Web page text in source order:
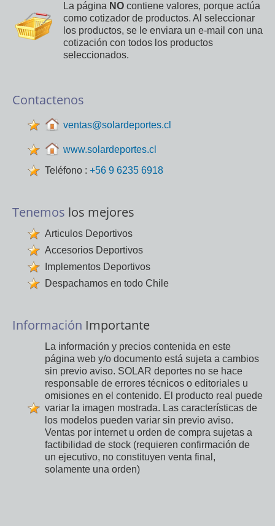
La página NO contiene valores, porque actúa
como cotizador de productos. Al seleccionar
los productos, se le enviara un e-mail con una
cotización con todos los productos
seleccionados.
Contactenos
ventas@solardeportes.cl
www.solardeportes.cl
Teléfono : +56 9 6235 6918
Tenemos los mejores
Articulos Deportivos
Accesorios Deportivos
Implementos Deportivos
Despachamos en todo Chile
Información Importante
La información y precios contenida en este
página web y/o documento está sujeta a cambios
sin previo aviso. SOLAR deportes no se hace
responsable de errores técnicos o editoriales u
omisiones en el contenido. El producto real puede
variar la imagen mostrada. Las características de
los modelos pueden variar sin previo aviso.
Ventas por internet u orden de compra sujetas a
factibilidad de stock (requieren confirmación de
un ejecutivo, no constituyen venta final,
solamente una orden)